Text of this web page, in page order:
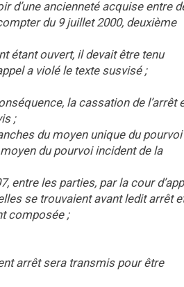
d’une ancienneté acquise entre
du 9 juillet 2000, deuxième
étant ouvert, il devait être tenu
a violé le texte susvisé ;
la cassation de l’arrêt
;
du moyen unique du pourvoi
du pourvoi incident de la
entre les parties, par la cour
se trouvaient avant ledit arrêt
composée ;
arrêt sera transmis pour être